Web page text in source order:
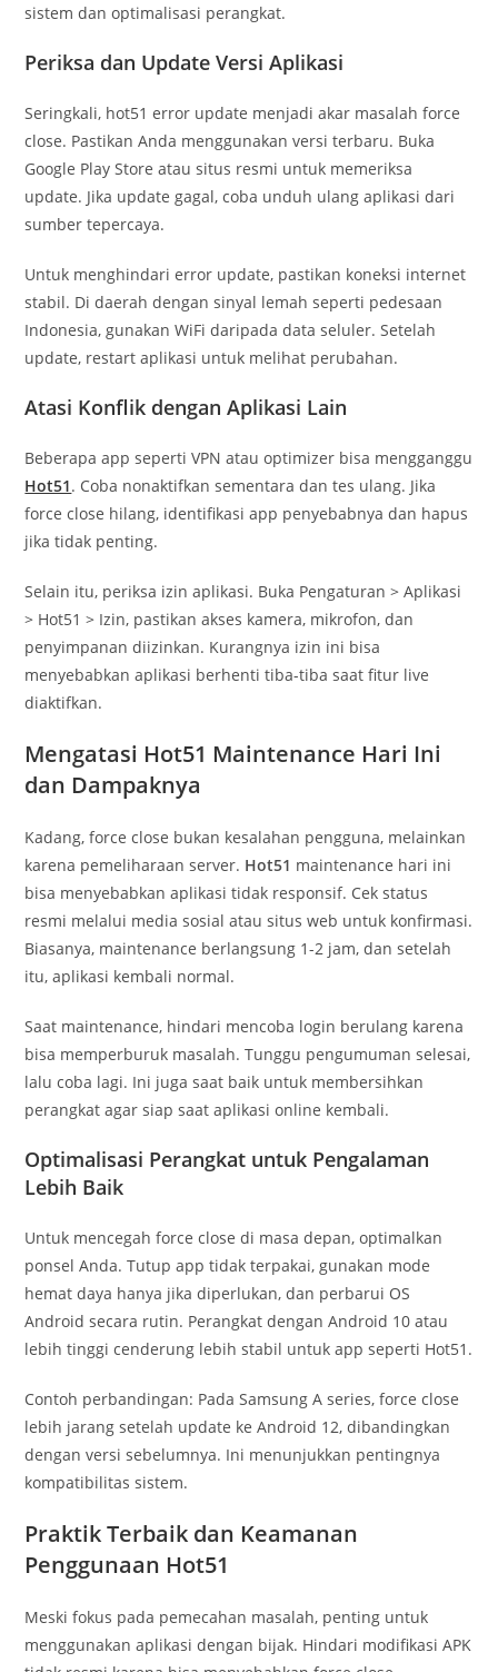
sistem dan optimalisasi perangkat.
Periksa dan Update Versi Aplikasi
Seringkali, hot51 error update menjadi akar masalah force
close. Pastikan Anda menggunakan versi terbaru. Buka
Google Play Store atau situs resmi untuk memeriksa
update. Jika update gagal, coba unduh ulang aplikasi dari
sumber tepercaya.
Untuk menghindari error update, pastikan koneksi internet
stabil. Di daerah dengan sinyal lemah seperti pedesaan
Indonesia, gunakan WiFi daripada data seluler. Setelah
update, restart aplikasi untuk melihat perubahan.
Atasi Konflik dengan Aplikasi Lain
Beberapa app seperti VPN atau optimizer bisa mengganggu
Hot51. Coba nonaktifkan sementara dan tes ulang. Jika
force close hilang, identifikasi app penyebabnya dan hapus
jika tidak penting.
Selain itu, periksa izin aplikasi. Buka Pengaturan > Aplikasi
> Hot51 > Izin, pastikan akses kamera, mikrofon, dan
penyimpanan diizinkan. Kurangnya izin ini bisa
menyebabkan aplikasi berhenti tiba-tiba saat fitur live
diaktifkan.
Mengatasi Hot51 Maintenance Hari Ini
dan Dampaknya
Kadang, force close bukan kesalahan pengguna, melainkan
karena pemeliharaan server. Hot51 maintenance hari ini
bisa menyebabkan aplikasi tidak responsif. Cek status
resmi melalui media sosial atau situs web untuk konfirmasi.
Biasanya, maintenance berlangsung 1-2 jam, dan setelah
itu, aplikasi kembali normal.
Saat maintenance, hindari mencoba login berulang karena
bisa memperburuk masalah. Tunggu pengumuman selesai,
lalu coba lagi. Ini juga saat baik untuk membersihkan
perangkat agar siap saat aplikasi online kembali.
Optimalisasi Perangkat untuk Pengalaman
Lebih Baik
Untuk mencegah force close di masa depan, optimalkan
ponsel Anda. Tutup app tidak terpakai, gunakan mode
hemat daya hanya jika diperlukan, dan perbarui OS
Android secara rutin. Perangkat dengan Android 10 atau
lebih tinggi cenderung lebih stabil untuk app seperti Hot51.
Contoh perbandingan: Pada Samsung A series, force close
lebih jarang setelah update ke Android 12, dibandingkan
dengan versi sebelumnya. Ini menunjukkan pentingnya
kompatibilitas sistem.
Praktik Terbaik dan Keamanan
Penggunaan Hot51
Meski fokus pada pemecahan masalah, penting untuk
menggunakan aplikasi dengan bijak. Hindari modifikasi APK